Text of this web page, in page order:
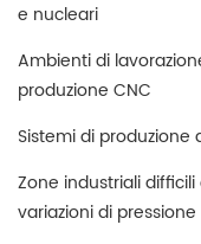
e nucleari
Ambienti di
produzione CNC
Sistemi di
Zone industriali
variazioni di pressione